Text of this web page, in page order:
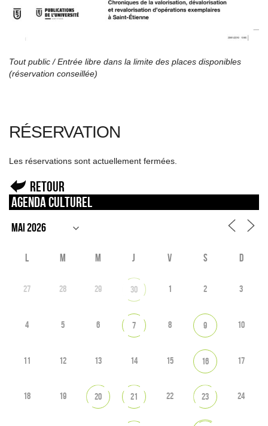
Tout public / Entrée libre dans la limite des places disponibles
(réservation conseillée)
RÉSERVATION
Les réservations sont actuellement fermées.
Retour
Agenda culturel
L M M J V S D
27 28 29 30 1 2 3
4 5 6 7 8 9 10
11 12 13 14 15 16 17
18 19 20 21 22 23 24